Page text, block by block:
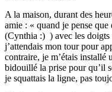
A la maison, durant des
amie : « quand je pense que
(Cynthia :)​ ) avec les doigts
j’attendais mon tour pour
contraire, je m’étais installé
bidouillé la prise pour qu’il
je squattais la ligne, pas